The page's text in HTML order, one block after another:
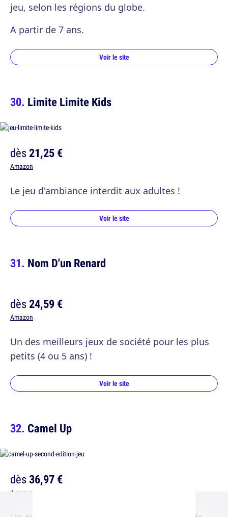
jeu, selon les régions du globe.
A partir de 7 ans.
Voir le site
Limite Limite Kids
dès21,25 €
Amazon
Le jeu d'ambiance interdit aux adultes !
Voir le site
Nom D'un Renard
dès24,59 €
Amazon
Un des meilleurs jeux de société pour les plus
petits (4 ou 5 ans) !
Voir le site
Camel Up
dès36,97 €
Amazon